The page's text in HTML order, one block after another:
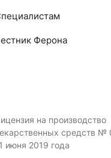
Ферона
на производство
средств №
июня 2019 года